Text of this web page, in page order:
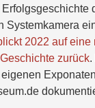
Systemkamera
2022 auf eine
zurück.